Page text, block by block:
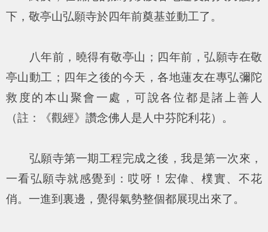
下，敬亭山弘願寺於四年前奠基並動工了。
八年前，曉得有敬亭山；四年前，弘願寺在敬
亭山動工；四年之後的今天，各地蓮友在專弘彌陀
救度的本山聚會一處，可說各位都是諸上善人
（註：《觀經》讚念佛人是人中芬陀利花）。
弘願寺第一期工程完成之後，我是第一次來，
一看弘願寺就感覺到：哎呀！宏偉、樸實、不花
俏。一進到裏邊，覺得氣勢整個都展現出來了。